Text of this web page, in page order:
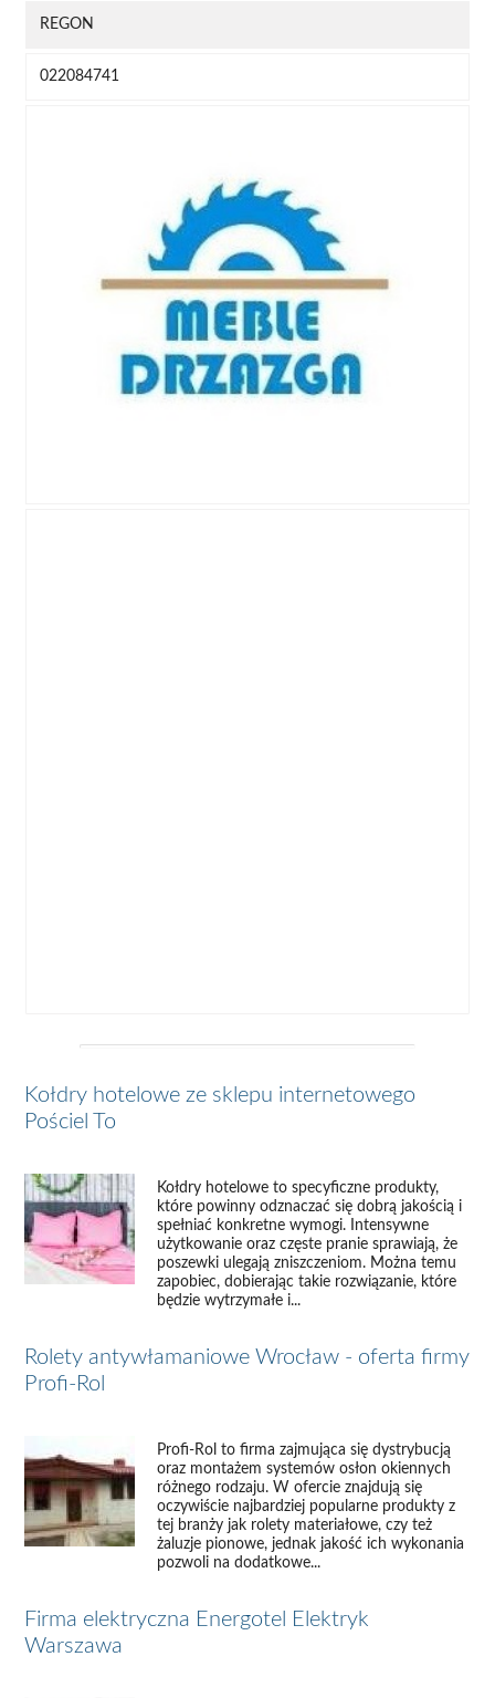
REGON
022084741
Kołdry hotelowe ze sklepu internetowego
Pościel To
Kołdry hotelowe to specyficzne produkty,
które powinny odznaczać się dobrą jakością i
spełniać konkretne wymogi. Intensywne
użytkowanie oraz częste pranie sprawiają, że
poszewki ulegają zniszczeniom. Można temu
zapobiec, dobierając takie rozwiązanie, które
będzie wytrzymałe i...
Rolety antywłamaniowe Wrocław - oferta firmy
Profi-Rol
Profi-Rol to firma zajmująca się dystrybucją
oraz montażem systemów osłon okiennych
różnego rodzaju. W ofercie znajdują się
oczywiście najbardziej popularne produkty z
tej branży jak rolety materiałowe, czy też
żaluzje pionowe, jednak jakość ich wykonania
pozwoli na dodatkowe...
Firma elektryczna Energotel Elektryk
Warszawa